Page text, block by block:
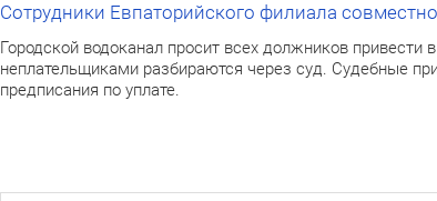
Сотрудники Евпаторийского филиала
Городской водоканал просит всех должников
неплательщиками разбираются через суд. Судебные
предписания по уплате.